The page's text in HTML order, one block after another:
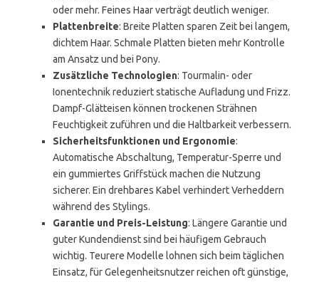
oder mehr. Feines Haar verträgt deutlich weniger.
Plattenbreite: Breite Platten sparen Zeit bei langem,
dichtem Haar. Schmale Platten bieten mehr Kontrolle
am Ansatz und bei Pony.
Zusätzliche Technologien: Tourmalin- oder
Ionentechnik reduziert statische Aufladung und Frizz.
Dampf-Glätteisen können trockenen Strähnen
Feuchtigkeit zuführen und die Haltbarkeit verbessern.
Sicherheitsfunktionen und Ergonomie:
Automatische Abschaltung, Temperatur-Sperre und
ein gummiertes Griffstück machen die Nutzung
sicherer. Ein drehbares Kabel verhindert Verheddern
während des Stylings.
Garantie und Preis-Leistung: Längere Garantie und
guter Kundendienst sind bei häufigem Gebrauch
wichtig. Teurere Modelle lohnen sich beim täglichen
Einsatz, für Gelegenheitsnutzer reichen oft günstige,